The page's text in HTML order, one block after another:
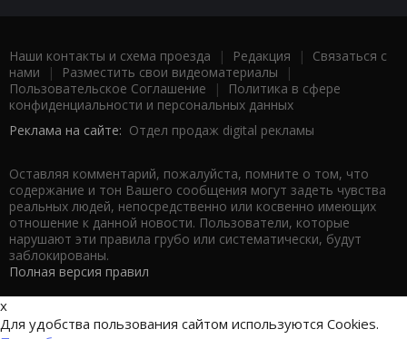
Наши контакты и схема проезда | Редакция | Связаться с
нами | Разместить свои видеоматериалы |
Пользовательское Соглашение |
Политика в сфере
конфиденциальности и персональных данных
Реклама на сайте: Отдел продаж digital рекламы
Оставляя комментарий, пожалуйста, помните о том, что
содержание и тон Вашего сообщения могут задеть чувства
реальных людей, непосредственно или косвенно имеющих
отношение к данной новости. Пользователи, которые
нарушают эти правила грубо или систематически, будут
заблокированы.
Полная версия правил
x
Для удобства пользования сайтом используются Cookies.